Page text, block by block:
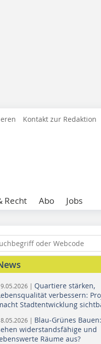
Kontakt zur Redaktion
Recht Abo Jobs
| Quartiere stärken,
verbessern:
Stadtentwicklung
| Blau-Grünes
widerstandsfähige und
Räume aus?